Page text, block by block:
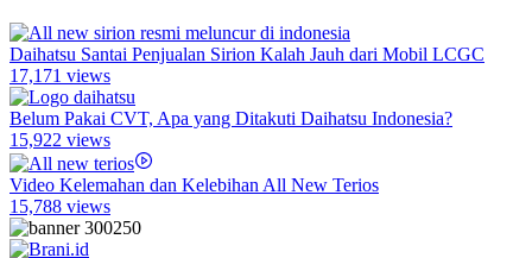
Daihatsu Santai Penjualan Sirion Kalah Jauh dari Mobil LCGC
17,171 views
Belum Pakai CVT, Apa yang Ditakuti Daihatsu Indonesia?
15,922 views
Video Kelemahan dan Kelebihan All New Terios
15,788 views